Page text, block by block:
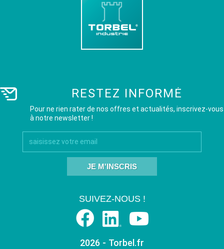
RESTEZ INFORMÉ
Pour ne rien rater de nos offres et actualités, inscrivez-vous
à notre newsletter !
JE M'INSCRIS
SUIVEZ-NOUS !
2026 - Torbel.fr